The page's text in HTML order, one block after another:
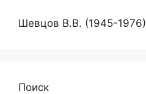
Шевцов В.В. (1945-1976)
Поиск